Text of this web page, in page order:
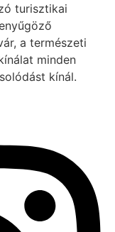
turisztikai
a természeti
minden
kínál.